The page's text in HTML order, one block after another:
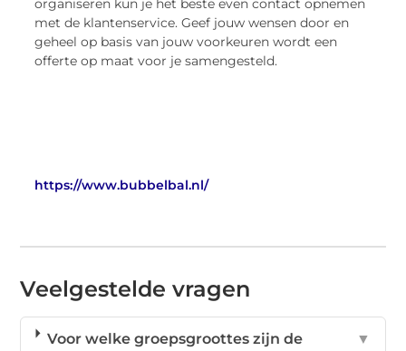
organiseren kun je het beste even contact opnemen
met de klantenservice. Geef jouw wensen door en
geheel op basis van jouw voorkeuren wordt een
offerte op maat voor je samengesteld.
https://www.bubbelbal.nl/
Veelgestelde vragen
Voor welke groepsgroottes zijn de
▼